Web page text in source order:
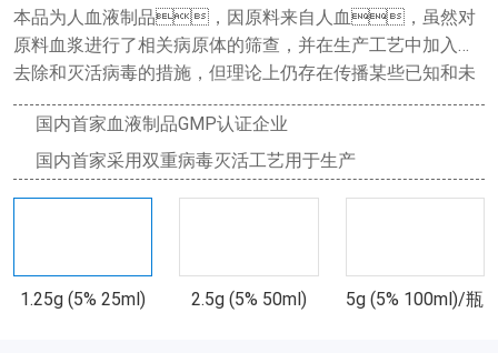
本品为人血液制品，因原料来自人血，虽然对
原料血浆进行了相关病原体的筛查，并在生产工艺中加入了
去除和灭活病毒的措施，但理论上仍存在传播某些已知和未
知病原体的潜在风险，临床使用时应权衡利弊。
国内首家血液制品GMP认证企业
国内首家采用双重病毒灭活工艺用于生产
1.25g (5% 25ml) 2.5g (5% 50ml) 5g (5% 100ml)/瓶